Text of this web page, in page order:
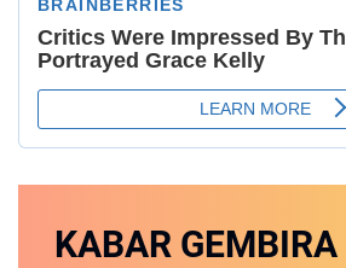
KABAR GEMBIRA